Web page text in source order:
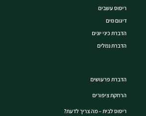
ריסוס עשבים
דיגום מים
הדברת כיני יונים
הדברת נמלים
הדברת פרעושים
הרחקת ציפורים
ריסוס לבית – מה צריך לדעת?